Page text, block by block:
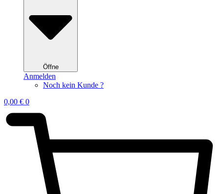
Öffne
Anmelden
Noch kein Kunde ?
0,00 € 0